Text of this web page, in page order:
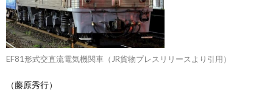
EF81形式交直流電気機関車（JR貨物プレスリリースより引用）
（藤原秀行）